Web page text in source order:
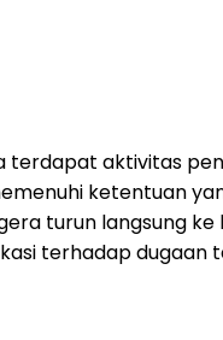
terdapat aktivitas
ketentuan
turun langsung
terhadap dugaan